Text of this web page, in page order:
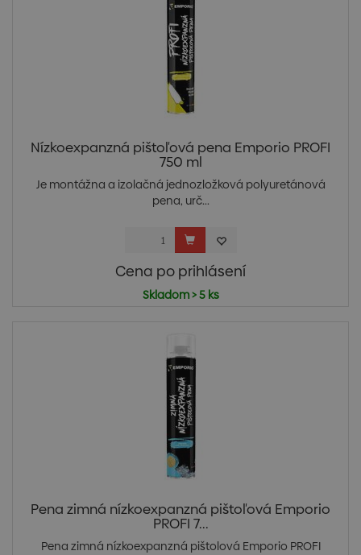
Nízkoexpanzná pištoľová pena Emporio PROFI
750 ml
Je montážna a izolačná jednozložková polyuretánová
pena, urč...
Cena po prihlásení
Skladom > 5 ks
Pena zimná nízkoexpanzná pištoľová Emporio
PROFI 7...
Pena zimná nízkoexpanzná pištolová Emporio PROFI